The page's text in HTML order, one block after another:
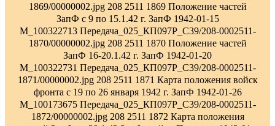
1869/00000002.jpg 208 2511 1869 Положение частей
ЗапФ с 9 по 15.1.42 г. ЗапФ 1942-01-15
M_100322713 Передача_025_КП097Р_С39/208-0002511-
1870/00000002.jpg 208 2511 1870 Положение частей
ЗапФ 16-20.1.42 г. ЗапФ 1942-01-20
M_100322731 Передача_025_КП097Р_С39/208-0002511-
1871/00000002.jpg 208 2511 1871 Карта положения войск
фронта с 19 по 26 января 1942 г. ЗапФ 1942-01-26
M_100173675 Передача_025_КП097Р_С39/208-0002511-
1872/00000002.jpg 208 2511 1872 Карта положения